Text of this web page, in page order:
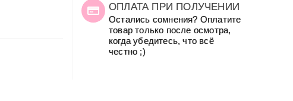
ОПЛАТА ПРИ ПОЛУЧЕНИИ
Остались сомнения? Оплатите
товар только после осмотра,
когда убедитесь, что всё
честно ;)